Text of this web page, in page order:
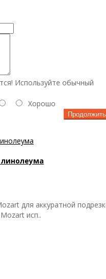
Используйте обычный
Хорошо
Продолжить
для аккуратной
исп..